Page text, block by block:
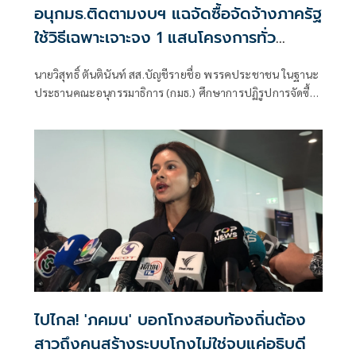
อนุกมธ.ติดตามงบฯ แฉจัดซื้อจัดจ้างภาครัฐ
ใช้วิธีเฉพาะเจาะจง 1 แสนโครงการทั่ว
ประเทศ เอื้อทุจริตงบกว่า 5 หมื่นล้านบาท
นายวิสุทธิ์ ตันตินันท์ สส.บัญชีรายชื่อ พรรคประชาชน ในฐานะ
ประธานคณะอนุกรรมาธิการ (กมธ.) ศึกษาการปฏิรูปการจัดซื้อ
ติดตามการบริหารงบประมาณ สภาผู้แทนราษฎร แถลงความ
คืบหน้า "การศึกษาการปฏิรูปการจัดซื้อจัดจ้างภาครัฐ" ว่า คณะ
อนุกรรมาธิการชุดนี้ประกอบด้วยตัวแทน สส.
ไปไกล! 'ภคมน' บอกโกงสอบท้องถิ่นต้อง
สาวถึงคนสร้างระบบโกงไม่ใช่จบแค่อธิบดี